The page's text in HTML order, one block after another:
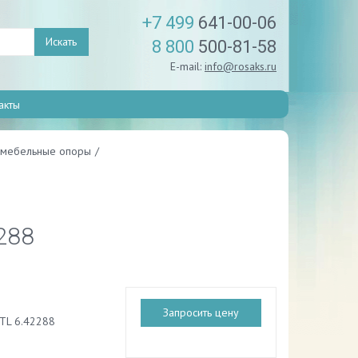
Искать
+7 499 641-00-06
8 800 500-81-58
E-mail: info@rosaks.ru
опоры /
6.42288
Запросить цену